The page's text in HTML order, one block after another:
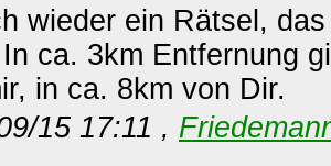
wieder ein Rätsel,
ca. 3km Entfernung
in ca. 8km von Dir.
15 17:11 ,